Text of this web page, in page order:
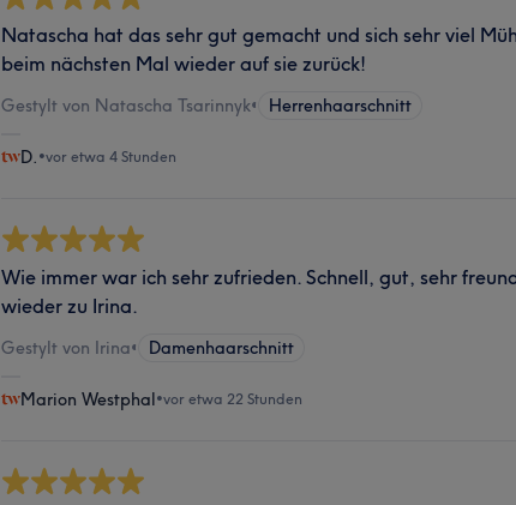
Natascha hat das sehr gut gemacht und sich sehr viel
beim nächsten Mal wieder auf sie zurück!
Gestylt von Natascha Tsarinnyk• Herrenhaarschnitt
D. •vor etwa 4 Stunden
Wie immer war ich sehr zufrieden. Schnell, gut, sehr
wieder zu Irina.
Gestylt von Irina• Damenhaarschnitt
Marion Westphal•vor etwa 22 Stunden